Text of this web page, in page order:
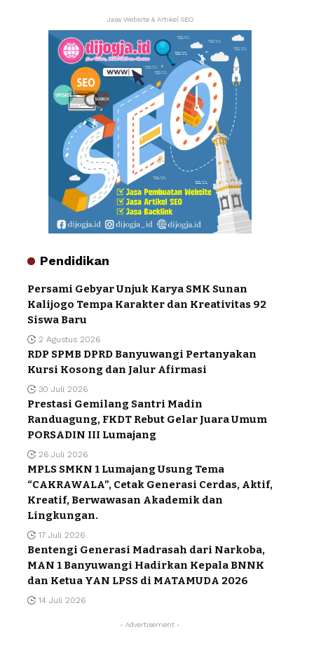
Jasa Website & Artikel SEO
Pendidikan
Persami Gebyar Unjuk Karya SMK Sunan
Kalijogo Tempa Karakter dan Kreativitas 92
Siswa Baru
2 Agustus 2026
RDP SPMB DPRD Banyuwangi Pertanyakan
Kursi Kosong dan Jalur Afirmasi
30 Juli 2026
Prestasi Gemilang Santri Madin
Randuagung, FKDT Rebut Gelar Juara Umum
PORSADIN III Lumajang
26 Juli 2026
MPLS SMKN 1 Lumajang Usung Tema
“CAKRAWALA”, Cetak Generasi Cerdas, Aktif,
Kreatif, Berwawasan Akademik dan
Lingkungan.
17 Juli 2026
Bentengi Generasi Madrasah dari Narkoba,
MAN 1 Banyuwangi Hadirkan Kepala BNNK
dan Ketua YAN LPSS di MATAMUDA 2026
14 Juli 2026
- Advertisement -